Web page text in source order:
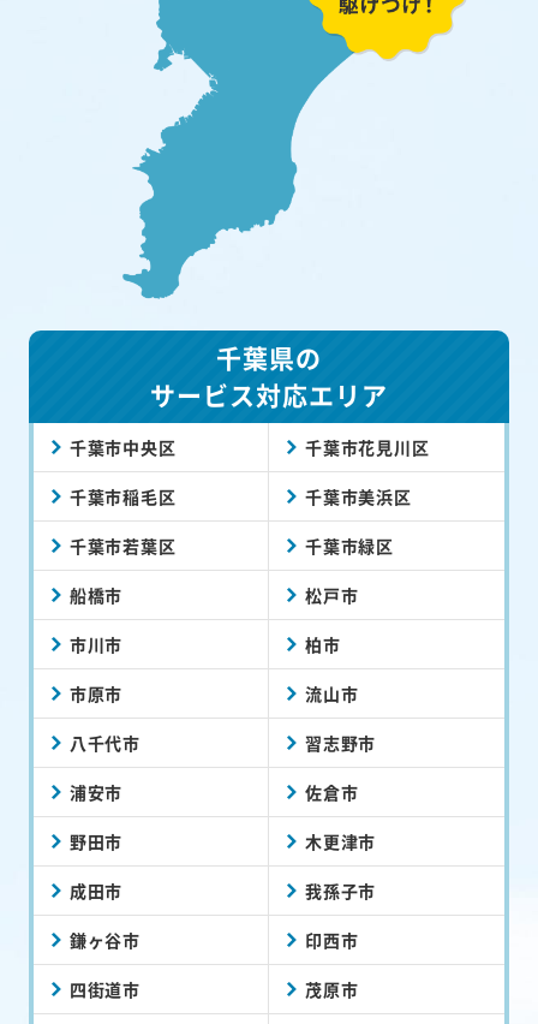
千葉県の
サービス対応エリア
千葉市中央区 千葉市花見川区
千葉市稲毛区 千葉市美浜区
千葉市若葉区 千葉市緑区
船橋市 松戸市
市川市 柏市
市原市 流山市
八千代市 習志野市
浦安市 佐倉市
野田市 木更津市
成田市 我孫子市
鎌ヶ谷市 印西市
四街道市 茂原市